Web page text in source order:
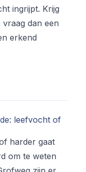
ingrijpt. Krijg
dan een
erkend
leefvocht of
harder gaat
om te weten